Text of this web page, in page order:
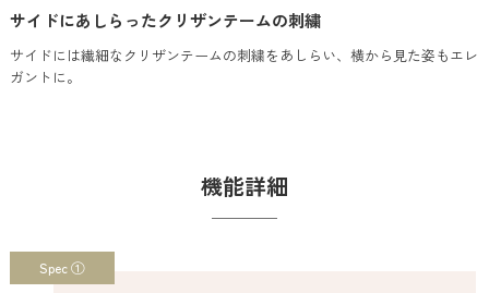
サイドにあしらったクリザンテームの刺繍
サイドには繊細なクリザンテームの刺繍をあしらい、横から見た姿もエレ
ガントに。
機能詳細
Spec ①